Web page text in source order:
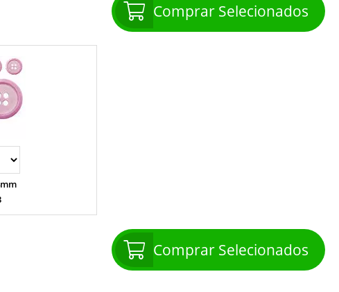
Comprar Selecionados
Comprar Selecionados